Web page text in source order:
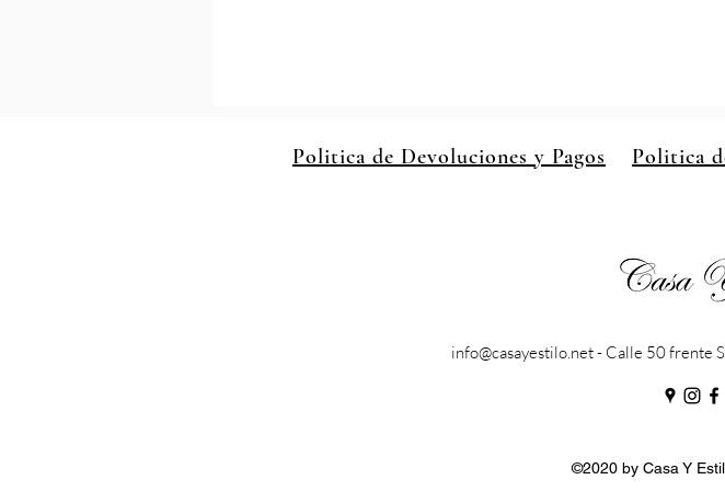
Politica de Devoluciones y Pagos Politica
info@casayestilo.net- Calle 50 frente
©2020 by Casa Y